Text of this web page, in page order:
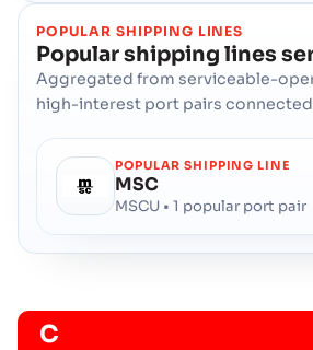
POPULAR SHIPPING LINES
Popular shipping lines
Aggregated from serviceable-
high-interest port pairs
POPULAR SHIPPING LINE
MSC
MSCU • 1 popular port pair
C